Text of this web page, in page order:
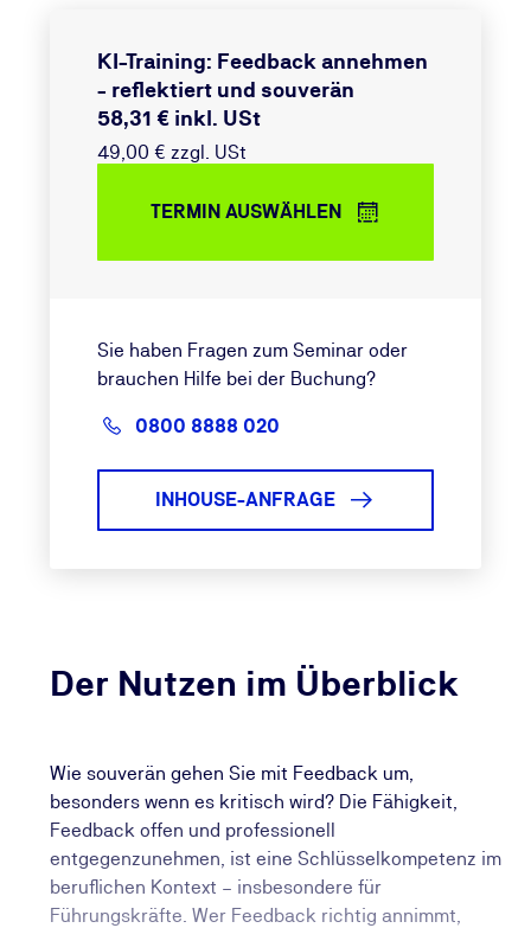
Der Nutzen im Überblick
Wie souverän gehen Sie mit Feedback um,
besonders wenn es kritisch wird? Die Fähigkeit,
Feedback offen und professionell
entgegenzunehmen, ist eine Schlüsselkompetenz im
beruflichen Kontext – insbesondere für
Führungskräfte. Wer Feedback richtig annimmt,
KI-Training: Feedback annehmen
- reflektiert und souverän
58,31 € inkl. USt
49,00 € zzgl. USt
TERMIN AUSWÄHLEN
Sie haben Fragen zum Seminar oder
brauchen Hilfe bei der Buchung?
0800 8888 020
INHOUSE-ANFRAGE